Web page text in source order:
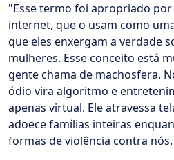
"Esse termo foi apropriado
internet, que o usam como
que eles enxergam a verdade
mulheres. Esse conceito está
gente chama de machosfera.
ódio vira algoritmo e
apenas virtual. Ele atravessa
adoece famílias inteiras
formas de violência contra nós.